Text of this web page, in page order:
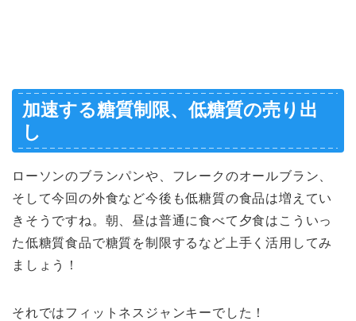
加速する糖質制限、低糖質の売り出
し
ローソンのブランパンや、フレークのオールブラン、
そして今回の外食など今後も低糖質の食品は増えてい
きそうですね。朝、昼は普通に食べて夕食はこういっ
た低糖質食品で糖質を制限するなど上手く活用してみ
ましょう！
それではフィットネスジャンキーでした！